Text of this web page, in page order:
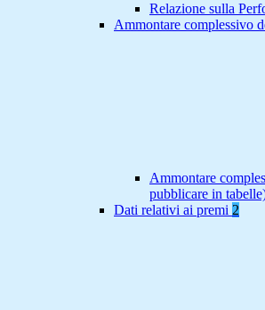
Relazione sulla
Ammontare complessivo
Ammontare
pubblicare in
Dati relativi ai premi 2